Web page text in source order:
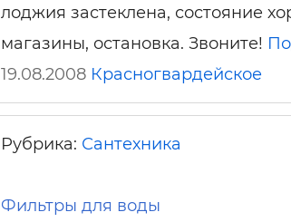
лоджия застеклена, состояние
магазины, остановка. Звоните!
19.08.2008 Красногвардейское
Рубрика: Сантехника
Фильтры для воды